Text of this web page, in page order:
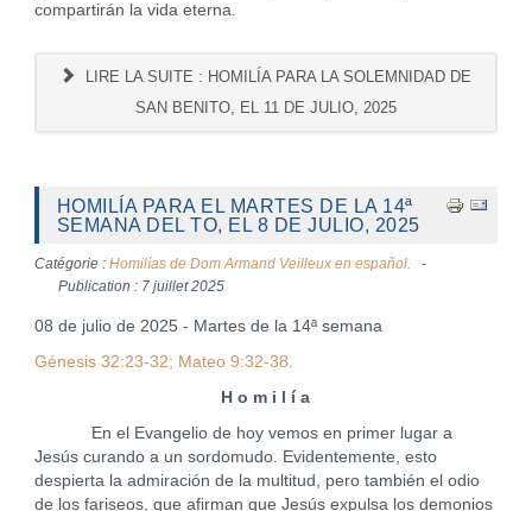
compartirán la vida eterna.
LIRE LA SUITE : HOMILÍA PARA LA SOLEMNIDAD DE
SAN BENITO, EL 11 DE JULIO, 2025
HOMILÍA PARA EL MARTES DE LA 14ª
SEMANA DEL TO, EL 8 DE JULIO, 2025
Catégorie : Homilías de Dom Armand Veilleux en español.
Publication : 7 juillet 2025
08 de julio de 2025 - Martes de la 14ª semana
Génesis 32:23-32; Mateo 9:32-38.
H o m i l í a
En el Evangelio de hoy vemos en primer lugar a
Jesús curando a un sordomudo. Evidentemente, esto
despierta la admiración de la multitud, pero también el odio
de los fariseos, que afirman que Jesús expulsa los demonios